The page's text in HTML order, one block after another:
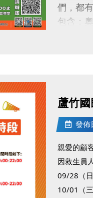
跟著蘆
們，都
包含：
蘆竹國
發佈
親愛的顧
因救生員
09/28（
10/01（